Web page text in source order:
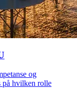
og
på hvilken rolle